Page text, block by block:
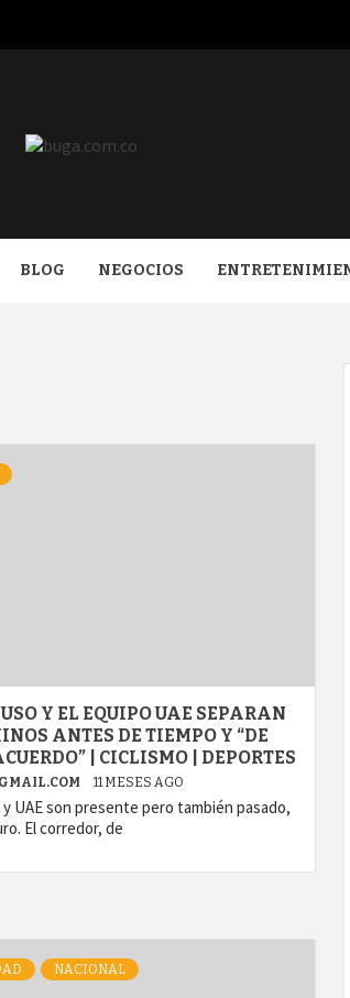
BLOG NEGOCIOS
Y EL EQUIPO UAE SEPARAN
ANTES DE TIEMPO Y “DE
| CICLISMO | DEPORTES
11 MESES AGO
UAE son presente pero también pasado,
El corredor, de
NACIONAL